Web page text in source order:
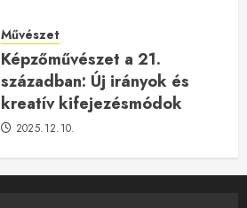
Művészet
Képzőművészet a 21.
században: Új irányok és
kreatív kifejezésmódok
2025.12.10.